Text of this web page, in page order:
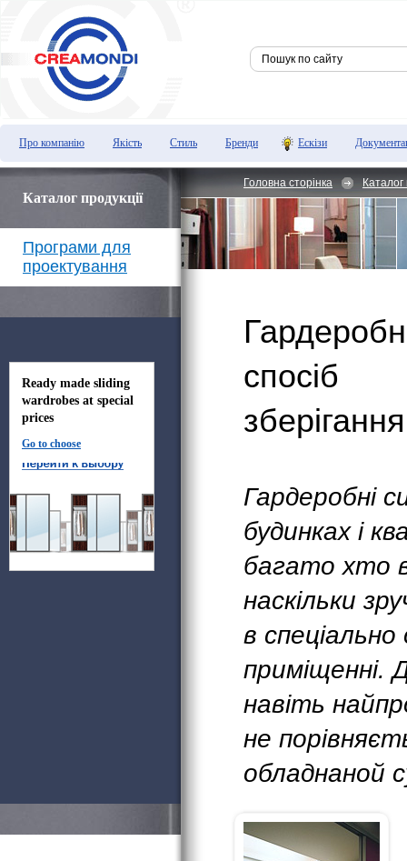
Про компанію Якість Стиль Бренди Ескізи
Каталог продукції
Програми для
проектування
Ready made sliding
wardrobes at special
prices
Go to choose
Головна сторінка Каталог
спосіб
Гардеробні
будинках і
багато хто
наскільки
в
приміщенні.
навіть
не
обладнаной